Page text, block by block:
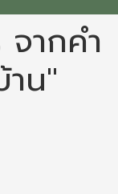
ากคำ
น"